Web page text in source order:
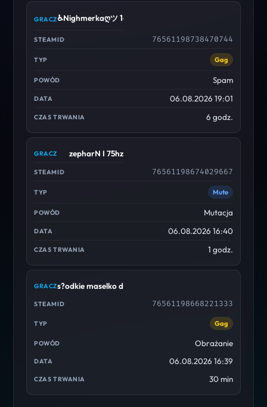
♿Nighmerkaღツ 14 yo idiot
76561198738470744
Gag
Spam
06.08.2026 19:01
6 godz.
zepharN I 75hz
76561198674029667
Mute
Mutacja
06.08.2026 16:40
1 godz.
s?odkie maselko discord /cscd
76561198668221333
Gag
Obrażanie
06.08.2026 16:39
30 min